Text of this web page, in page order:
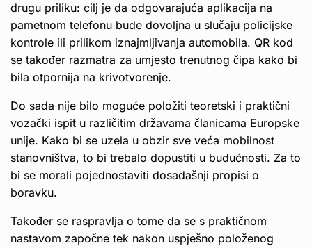
drugu priliku: cilj je da odgovarajuća aplikacija na
pametnom telefonu bude dovoljna u slučaju policijske
kontrole ili prilikom iznajmljivanja automobila. QR kod
se također razmatra za umjesto trenutnog čipa kako bi
bila otpornija na krivotvorenje.
Do sada nije bilo moguće položiti teoretski i praktični
vozački ispit u različitim državama članicama Europske
unije. Kako bi se uzela u obzir sve veća mobilnost
stanovništva, to bi trebalo dopustiti u budućnosti. Za to
bi se morali pojednostaviti dosadašnji propisi o
boravku.
Također se raspravlja o tome da se s praktičnom
nastavom započne tek nakon uspješno položenog